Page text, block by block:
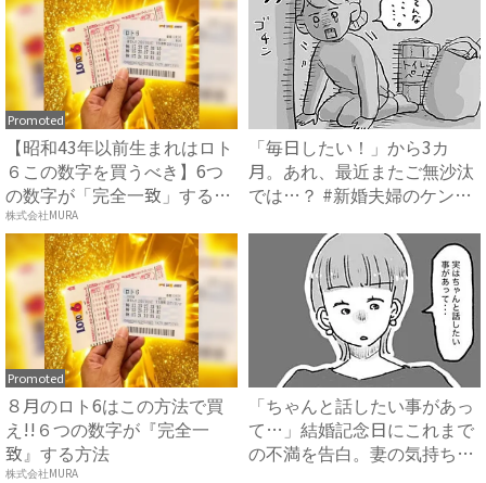
Promoted
【昭和43年以前生まれはロト
６この数字を買うべき】6つ
の数字が「完全一致」する
方...
株式会社MURA
「毎日したい！」から3カ
月。あれ、最近またご無沙汰
では…？ #新婚夫婦のケンカ
Promoted
８月のロト6はこの方法で買
え!!６つの数字が『完全一
致』する方法
株式会社MURA
「ちゃんと話したい事があっ
て…」結婚記念日にこれまで
の不満を告白。妻の気持ち